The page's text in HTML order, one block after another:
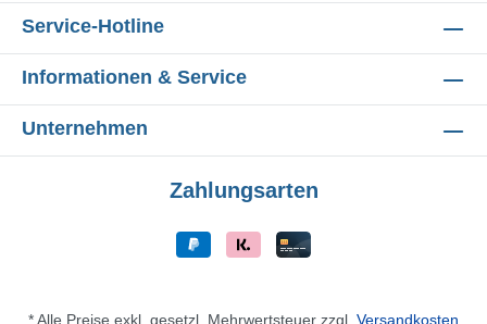
Service-Hotline
Informationen & Service
Unternehmen
Zahlungsarten
* Alle Preise exkl. gesetzl. Mehrwertsteuer zzgl. Versandkosten